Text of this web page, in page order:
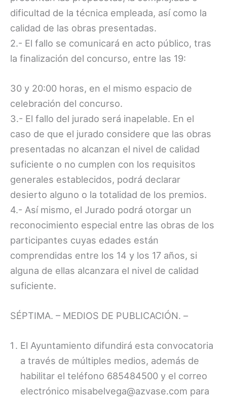
dificultad de la técnica empleada, así como la
calidad de las obras presentadas.
2.- El fallo se comunicará en acto público, tras
la finalización del concurso, entre las 19:
30 y 20:00 horas, en el mismo espacio de
celebración del concurso.
3.- El fallo del jurado será inapelable. En el
caso de que el jurado considere que las obras
presentadas no alcanzan el nivel de calidad
suficiente o no cumplen con los requisitos
generales establecidos, podrá declarar
desierto alguno o la totalidad de los premios.
4.- Así mismo, el Jurado podrá otorgar un
reconocimiento especial entre las obras de los
participantes cuyas edades están
comprendidas entre los 14 y los 17 años, si
alguna de ellas alcanzara el nivel de calidad
suficiente.
SÉPTIMA. – MEDIOS DE PUBLICACIÓN. –
El Ayuntamiento difundirá esta convocatoria
a través de múltiples medios, además de
habilitar el teléfono 685484500 y el correo
electrónico misabelvega@azvase.com para